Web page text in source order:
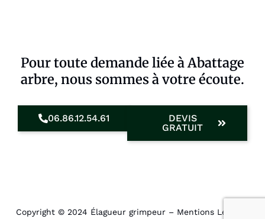
Pour toute demande liée à Abattage
arbre, nous sommes à votre écoute.
06.86.12.54.61
DEVIS
GRATUIT
Copyright © 2024 Élagueur grimpeur – Mentions Légales